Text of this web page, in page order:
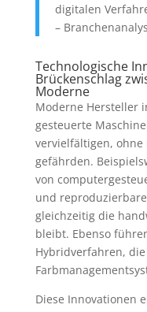
digitalen
–
Technologische
Brückenschlag
Moderne
Moderne Hersteller
gesteuerte
vervielfältigen,
gefährden.
von
und
gleichzeitig die
bleibt. Ebenso
Hybridverfahren,
Diese Innovationen